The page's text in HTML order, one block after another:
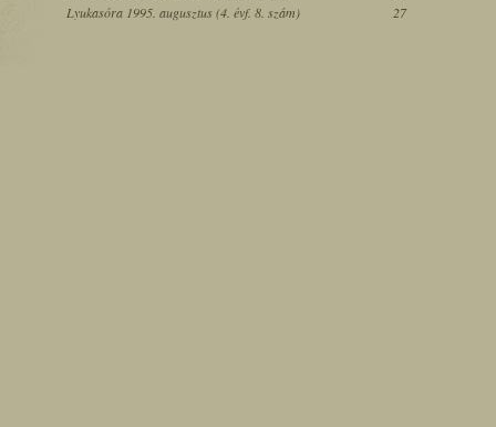
Lyukasóra 1995. augusztus (4. évf. 8. szám)
27